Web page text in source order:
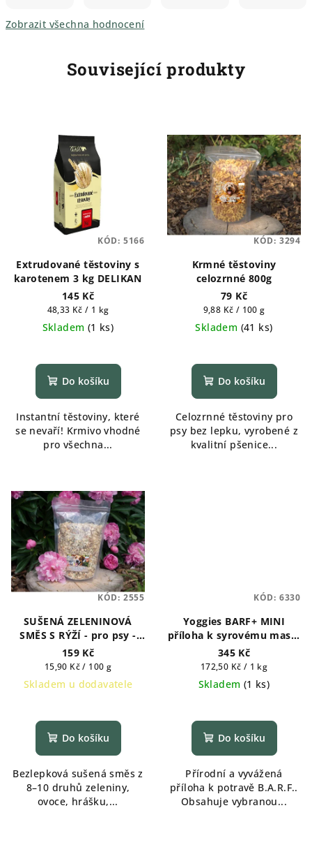
Zobrazit všechna hodnocení
Související produkty
Extrudované těstoviny s
karotenem 3 kg DELIKAN
145 Kč
Měrná
cena:
48,33 Kč / 1 kg
Skladem (1 ks)
Do košíku
Instantní těstoviny, které
se nevaří! Krmivo vhodné
pro všechna...
KÓD: 5166
Krmné těstoviny
celozrnné 800g
79 Kč
Měrná
cena:
9,88 Kč / 100 g
Skladem (41 ks)
Do košíku
Celozrnné těstoviny pro
psy bez lepku, vyrobené z
kvalitní pšenice...
KÓD: 3294
SUŠENÁ ZELENINOVÁ
SMĚS S RÝŽÍ - pro psy -
1kg
159 Kč
Měrná
cena:
15,90 Kč / 100 g
Skladem u dodavatele
Do košíku
Bezlepková sušená směs z
8–10 druhů zeleniny,
ovoce, hrášku,...
KÓD: 2555
Yoggies BARF+ MINI
příloha k syrovému masu,
granule lisované za
studena s probiotiky 2kg
345 Kč
Měrná
cena:
172,50 Kč / 1 kg
Skladem (1 ks)
Do košíku
Přírodní a vyvážená
příloha k potravě B.A.R.F..
Obsahuje vybranou...
KÓD: 6330